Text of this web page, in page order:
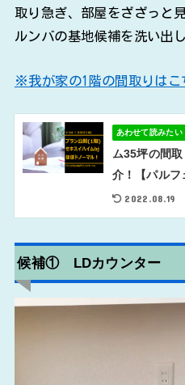
取り急ぎ、部屋をざざっと
ルンバの基地候補を洗い出
※我が家の1階の間取りはこ
あわせて読みたい
ム35坪の間
介！【パルフ
2022.08.19
候補① LDカウンター